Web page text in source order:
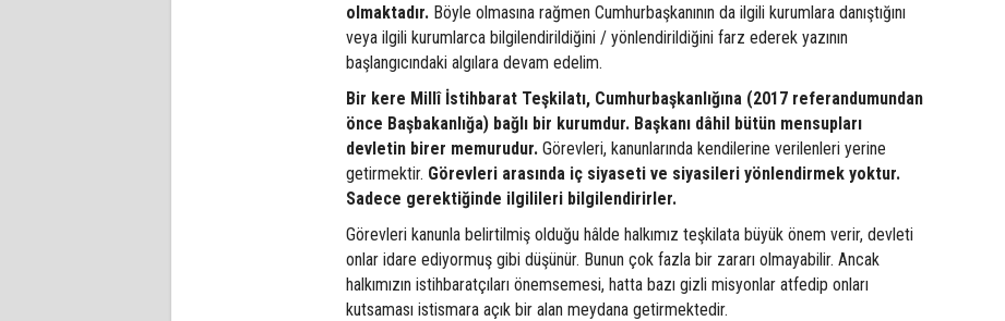
olmaktadır. Böyle olmasına rağmen Cumhurbaşkanının da ilgili kurumlara danıştığını
veya ilgili kurumlarca bilgilendirildiğini / yönlendirildiğini farz ederek yazının
başlangıcındaki algılara devam edelim.
Bir kere Millî İstihbarat Teşkilatı, Cumhurbaşkanlığına (2017 referandumundan
önce Başbakanlığa) bağlı bir kurumdur. Başkanı dâhil bütün mensupları
devletin birer memurudur. Görevleri, kanunlarında kendilerine verilenleri yerine
getirmektir. Görevleri arasında iç siyaseti ve siyasileri yönlendirmek yoktur.
Sadece gerektiğinde ilgilileri bilgilendirirler.
Görevleri kanunla belirtilmiş olduğu hâlde halkımız teşkilata büyük önem verir, devleti
onlar idare ediyormuş gibi düşünür. Bunun çok fazla bir zararı olmayabilir. Ancak
halkımızın istihbaratçıları önemsemesi, hatta bazı gizli misyonlar atfedip onları
kutsaması istismara açık bir alan meydana getirmektedir.